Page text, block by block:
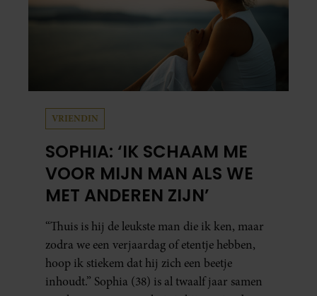
VRIENDIN
SOPHIA: ‘IK SCHAAM ME
VOOR MIJN MAN ALS WE
MET ANDEREN ZIJN’
“Thuis is hij de leukste man die ik ken, maar
zodra we een verjaardag of etentje hebben,
hoop ik stiekem dat hij zich een beetje
inhoudt.” Sophia (38) is al twaalf jaar samen